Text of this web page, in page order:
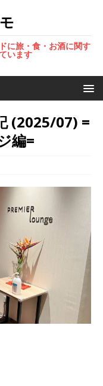
に旅・食・お酒に関す
います
(2025/07) =
編=